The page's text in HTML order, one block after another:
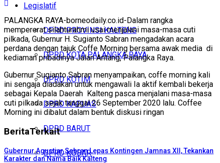
Legislatif
DPRD PROVINSI KALTENG
DPRD KOTA PALANGKA RAYA
DPRD KOTIM
DPRD KAPUAS
DPRD BARUT
DPRD KOBAR
PALANGKA RAYA-borneodaily.co.id-Dalam rangka
mempererat silahturahmi usai menjalani masa-masa cuti
pilkada, Gubernur H. Sugianto Sabran mengadakan acara
perdana dengan tajuk Coffe Morning bersama awak media di
kediaman pribadinya Jalan Antang, Palangka Raya.
Gubernur Sugianto Sabran menyampaikan, coffe morning kali
ini sengaja diadakan untuk mengawali Ia aktif kembali bekerja
sebagai Kepala Daerah Kalteng pasca menjalani masa-masa
cuti pilkada sejak tanggal 26 September 2020 lalu. Coffee
Morning ini dibalut dalam bentuk diskusi ringan
BeritaTerkait
Gubernur Agustiar Sabran Lepas Kontingen Jamnas XII, Tekankan
Karakter dan Nama Baik Kalteng